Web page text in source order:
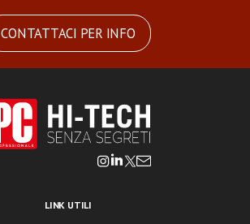
CONTATTACI PER INFO
LINK UTILI